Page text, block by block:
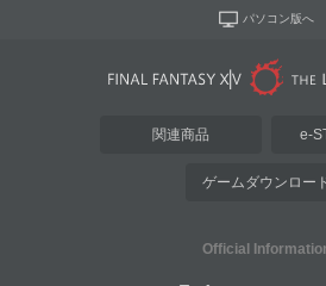
パソコン版へ
関連商品 e-
ゲームダウンロー
Official